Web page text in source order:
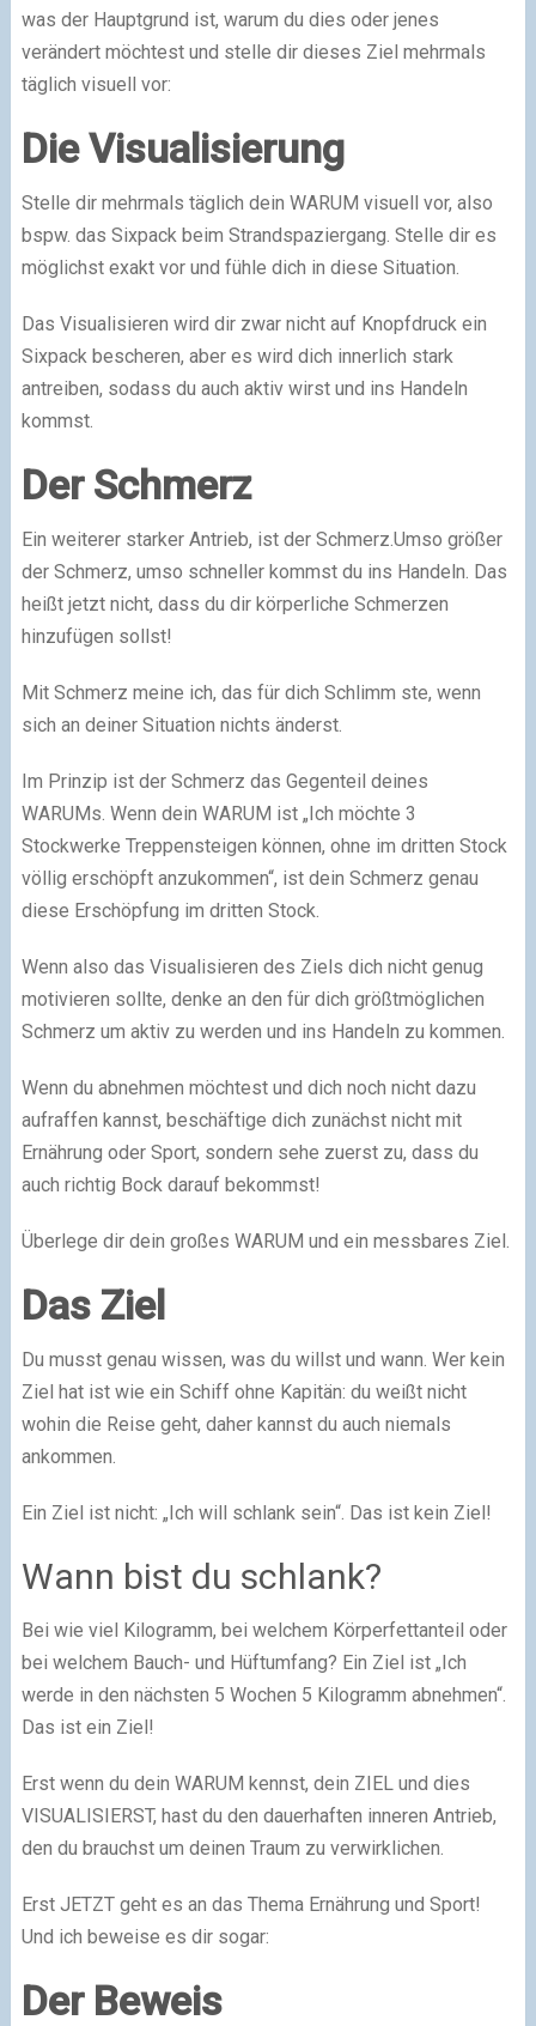
was der Hauptgrund ist, warum du dies oder jenes
verändert möchtest und stelle dir dieses Ziel mehrmals
täglich visuell vor:
Die Visualisierung
Stelle dir mehrmals täglich dein WARUM visuell vor, also
bspw. das Sixpack beim Strandspaziergang. Stelle dir es
möglichst exakt vor und fühle dich in diese Situation.
Das Visualisieren wird dir zwar nicht auf Knopfdruck ein
Sixpack bescheren, aber es wird dich innerlich stark
antreiben, sodass du auch aktiv wirst und ins Handeln
kommst.
Der Schmerz
Ein weiterer starker Antrieb, ist der Schmerz.Umso größer
der Schmerz, umso schneller kommst du ins Handeln. Das
heißt jetzt nicht, dass du dir körperliche Schmerzen
hinzufügen sollst!
Mit Schmerz meine ich, das für dich Schlimm ste, wenn
sich an deiner Situation nichts änderst.
Im Prinzip ist der Schmerz das Gegenteil deines
WARUMs. Wenn dein WARUM ist „Ich möchte 3
Stockwerke Treppensteigen können, ohne im dritten Stock
völlig erschöpft anzukommen“, ist dein Schmerz genau
diese Erschöpfung im dritten Stock.
Wenn also das Visualisieren des Ziels dich nicht genug
motivieren sollte, denke an den für dich größtmöglichen
Schmerz um aktiv zu werden und ins Handeln zu kommen.
Wenn du abnehmen möchtest und dich noch nicht dazu
aufraffen kannst, beschäftige dich zunächst nicht mit
Ernährung oder Sport, sondern sehe zuerst zu, dass du
auch richtig Bock darauf bekommst!
Überlege dir dein großes WARUM und ein messbares Ziel.
Das Ziel
Du musst genau wissen, was du willst und wann. Wer kein
Ziel hat ist wie ein Schiff ohne Kapitän: du weißt nicht
wohin die Reise geht, daher kannst du auch niemals
ankommen.
Ein Ziel ist nicht: „Ich will schlank sein“. Das ist kein Ziel!
Wann bist du schlank?
Bei wie viel Kilogramm, bei welchem Körperfettanteil oder
bei welchem Bauch- und Hüftumfang? Ein Ziel ist „Ich
werde in den nächsten 5 Wochen 5 Kilogramm abnehmen“.
Das ist ein Ziel!
Erst wenn du dein WARUM kennst, dein ZIEL und dies
VISUALISIERST, hast du den dauerhaften inneren Antrieb,
den du brauchst um deinen Traum zu verwirklichen.
Erst JETZT geht es an das Thema Ernährung und Sport!
Und ich beweise es dir sogar:
Der Beweis